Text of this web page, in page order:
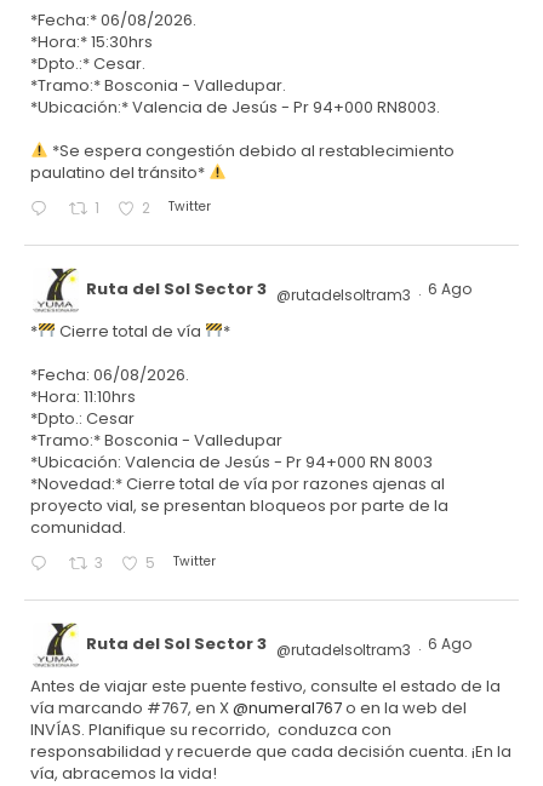
*Fecha:* 06/08/2026.
*Hora:* 15:30hrs
*Dpto.:* Cesar.
*Tramo:* Bosconia - Valledupar.
*Ubicación:* Valencia de Jesús - Pr 94+000 RN8003.
*Se espera congestión debido al restablecimiento
paulatino del tránsito*
1 2 Twitter
Ruta del Sol Sector 3 @rutadelsoltram3 · 6 Ago
* Cierre total de vía
*
*Fecha: 06/08/2026.
*Hora: 11:10hrs
*Dpto.: Cesar
*Tramo:* Bosconia - Valledupar
*Ubicación: Valencia de Jesús - Pr 94+000 RN 8003
*Novedad:* Cierre total de vía por razones ajenas al
proyecto vial, se presentan bloqueos por parte de la
comunidad.
3 5 Twitter
Ruta del Sol Sector 3 @rutadelsoltram3 · 6 Ago
Antes de viajar este puente festivo, consulte el estado de la
vía marcando #767, en X@numeral767o en la web del
INVÍAS. Planifique su recorrido, conduzca con
responsabilidad y recuerde que cada decisión cuenta. ¡En la
vía, abracemos la vida!